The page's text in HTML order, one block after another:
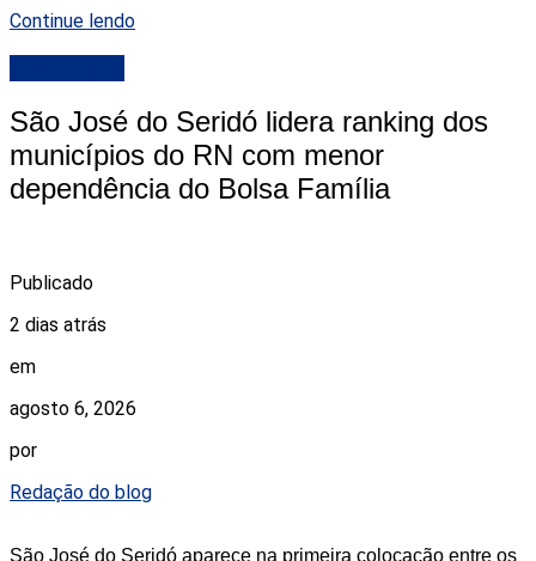
Continue lendo
São José do Seridó lidera ranking dos
municípios do RN com menor
dependência do Bolsa Família
Publicado
2 dias atrás
em
agosto 6, 2026
por
Redação do blog
São José do Seridó aparece na primeira colocação entre os